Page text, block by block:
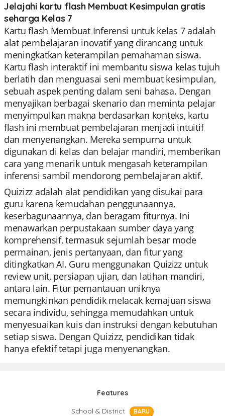
Jelajahi kartu flash Membuat Kesimpulan gratis
seharga Kelas 7
Kartu flash Membuat Inferensi untuk kelas 7 adalah
alat pembelajaran inovatif yang dirancang untuk
meningkatkan keterampilan pemahaman siswa.
Kartu flash interaktif ini membantu siswa kelas tujuh
berlatih dan menguasai seni membuat kesimpulan,
sebuah aspek penting dalam seni bahasa. Dengan
menyajikan berbagai skenario dan meminta pelajar
menyimpulkan makna berdasarkan konteks, kartu
flash ini membuat pembelajaran menjadi intuitif
dan menyenangkan. Mereka sempurna untuk
digunakan di kelas dan belajar mandiri, memberikan
cara yang menarik untuk mengasah keterampilan
inferensi sambil mendorong pembelajaran aktif.
Quizizz adalah alat pendidikan yang disukai para
guru karena kemudahan penggunaannya,
keserbagunaannya, dan beragam fiturnya. Ini
menawarkan perpustakaan sumber daya yang
komprehensif, termasuk sejumlah besar mode
permainan, jenis pertanyaan, dan fitur yang
ditingkatkan AI. Guru menggunakan Quizizz untuk
review unit, persiapan ujian, dan latihan mandiri,
antara lain. Fitur pemantauan uniknya
memungkinkan pendidik melacak kemajuan siswa
secara individu, sehingga memudahkan untuk
menyesuaikan kuis dan instruksi dengan kebutuhan
setiap siswa. Dengan Quizizz, pendidikan tidak
hanya efektif tetapi juga menyenangkan.
Features
School & District
BARU